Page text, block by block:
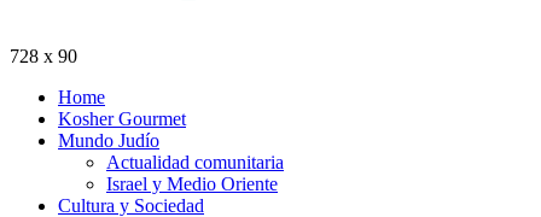
728 x 90
Home
Kosher Gourmet
Mundo Judío
Actualidad comunitaria
Israel y Medio Oriente
Cultura y Sociedad